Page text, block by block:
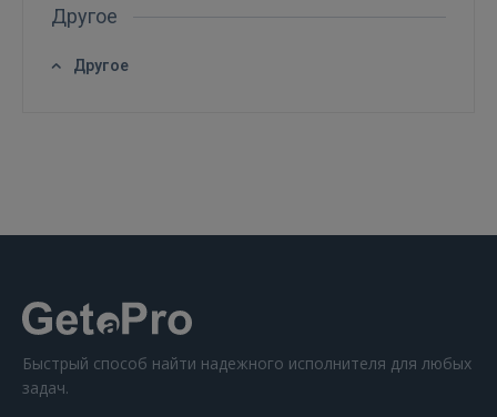
Другое
Другое
Быстрый способ найти надежного исполнителя для любых
задач.